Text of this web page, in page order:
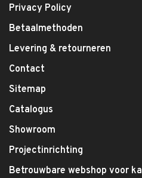
Privacy Policy
Betaalmethoden
Levering & retourneren
Contact
Sitemap
Catalogus
Showroom
Projectinrichting
Betrouwbare webshop voor